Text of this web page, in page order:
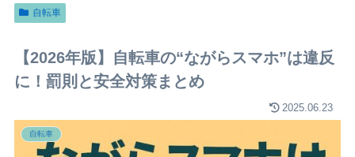
自転車
【2026年版】自転車の“ながらスマホ”は違反
に！罰則と安全対策まとめ
2025.06.23
自転車